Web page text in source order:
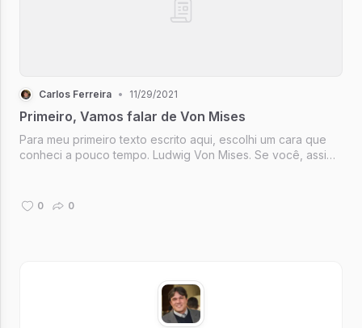
Carlos Ferreira • 11/29/2021
Primeiro, Vamos falar de Von Mises
Para meu primeiro texto escrito aqui, escolhi um cara que
conheci a pouco tempo. Ludwig Von Mises. Se você, assim
você: Possive...
0 0